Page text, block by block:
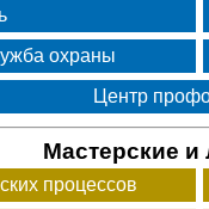
охраны
Центр
Мастерские и
процессов